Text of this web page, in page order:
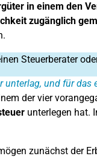
in einem den
zugänglich
Steuerberater
und für
der vier
unterlegen hat.
zunächst der